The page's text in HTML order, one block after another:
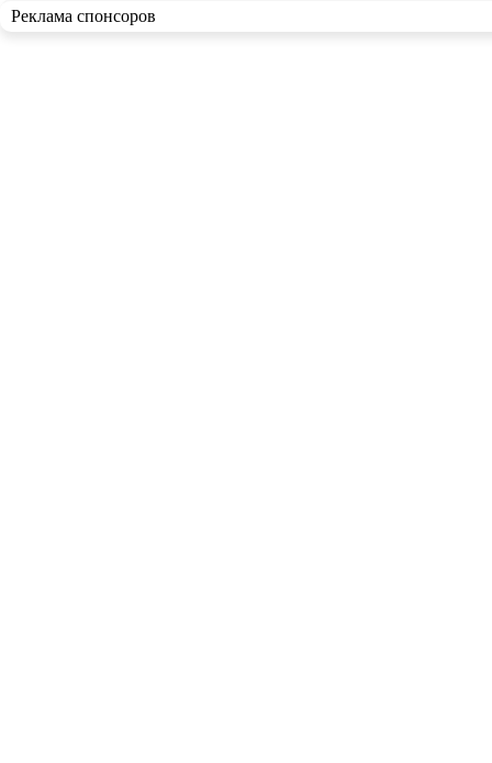
Реклама спонсоров